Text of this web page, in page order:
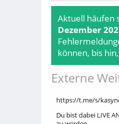
Aktuell häufen
Dezember
können, bis
Externe
https://t.me/s/
Du bist dabei LIVE